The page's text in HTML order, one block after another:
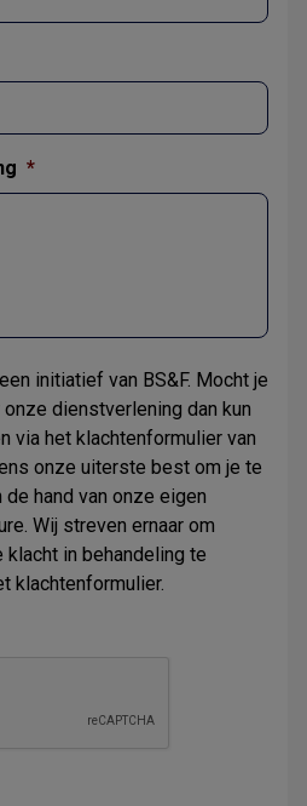
*
initiatief van BS&F. Mocht je
dienstverlening dan kun
via het klachtenformulier van
onze uiterste best om je te
hand van onze eigen
Wij streven ernaar om
klacht in behandeling te
klachtenformulier.